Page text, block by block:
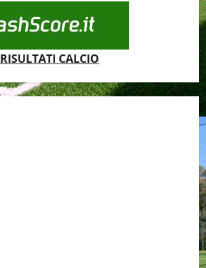
RISULTATI CALCIO